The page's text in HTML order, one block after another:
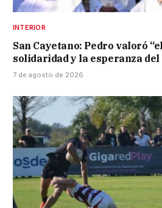
INTERIOR
San Cayetano: Pedro valoró
solidaridad y la esperanza del
7 de agosto de 2026